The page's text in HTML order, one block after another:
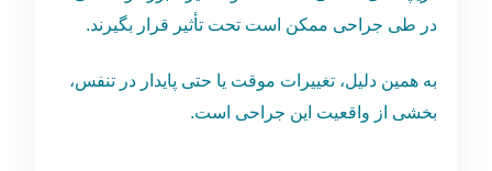
در طی جراحی ممکن است تحت تأثیر قرار بگیرند.
به همین دلیل، تغییرات موقت یا حتی پایدار در تنفس،
بخشی از واقعیت این جراحی است.